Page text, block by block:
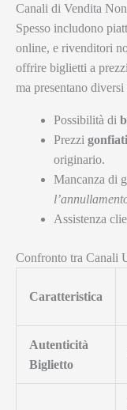
Canali di Vendita
Spesso includono
online, e rivenditori
offrire biglietti a
ma presentano
Possibilità di
Prezzi gonfiati
originario.
Mancanza di
Assistenza
Confronto tra Canali
Caratteristica
Autenticità
Biglietto